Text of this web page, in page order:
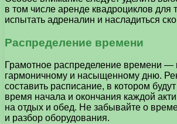
в том числе аренде квадроциклов для
испытать адреналин и насладиться
Распределение времени
Грамотное распределение времени —
гармоничному и насыщенному дню.
составить расписание, в котором
время начала и окончания каждой
на отдых и обед. Не забывайте о
и разбор оборудования.